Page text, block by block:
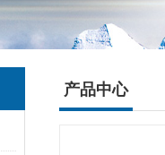
产品中心